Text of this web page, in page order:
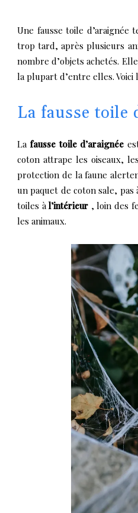
Une fausse toile d’araignée
trop tard, après plusieurs
nombre d’objets achetés.
la plupart d’entre elles.
La fausse toile
La fausse toile d’araignée
coton attrape les oiseaux,
protection de la faune
un paquet de coton sale, pas
toiles àl’intérieur , loin des
les animaux.